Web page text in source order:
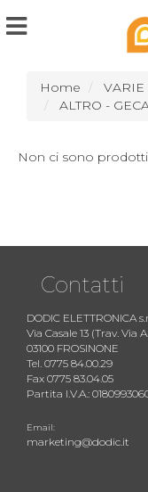
Home
ALTRO -
Non ci sono
Contatti
DODIC ELETTRONICA
Via Casale 13 (Trav. Via
03100 FROSINONE
Tel. 0775 84.00.29
Fax 0775 83.04.05
Partita I.V.A.:
Email:
marketing@dodic.it